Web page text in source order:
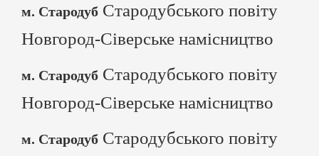
м. Стародуб Стародубського повіту
Новгород-Сіверське намісництво
м. Стародуб Стародубського повіту
Новгород-Сіверське намісництво
м. Стародуб Стародубського повіту